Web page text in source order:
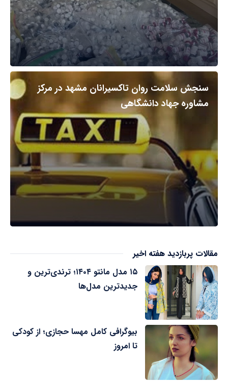
سنجش سلامت روان تاکسیرانان مشهد در مرکز
مشاوره جهاد دانشگاهی
مقالات پربازدید هفته اخیر
۱۵ مدل مانتو ۱۴۰۴؛ ترندی‌ترین و
جدیدترین مدل‌ها
بیوگرافی کامل مهسا حجازی؛ از کودکی
تا امروز